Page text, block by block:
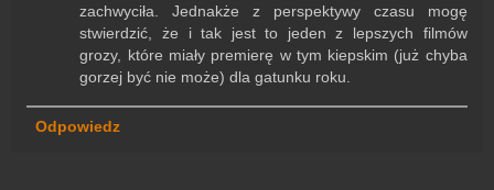
zachwyciła. Jednakże z perspektywy czasu mogę
stwierdzić, że i tak jest to jeden z lepszych filmów
grozy, które miały premierę w tym kiepskim (już chyba
gorzej być nie może) dla gatunku roku.
Odpowiedz